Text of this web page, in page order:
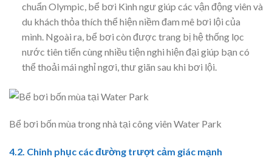
chuẩn Olympic, bể bơi Kình ngư giúp các vận động viên và
du khách thỏa thích thể hiện niềm đam mê bơi lội của
mình. Ngoài ra, bể bơi còn được trang bị hệ thống lọc
nước tiên tiến cùng nhiều tiện nghi hiện đại giúp bạn có
thể thoải mái nghỉ ngơi, thư giãn sau khi bơi lội.
Bể bơi bốn mùa trong nhà tại công viên Water Park
4.2. Chinh phục các đường trượt cảm giác mạnh